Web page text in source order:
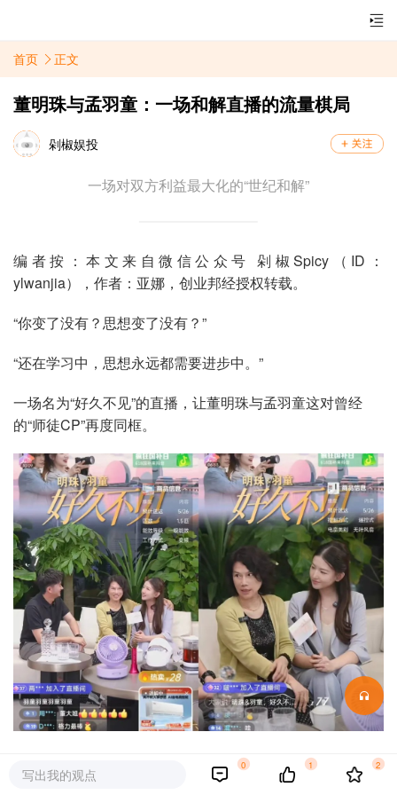
首页 正文
董明珠与孟羽童：一场和解直播的流量棋局
剁椒娱投
一场对双方利益最大化的“世纪和解”
编者按：本文来自微信公众号 剁椒Spicy（ID：
ylwanjia），作者：亚娜，创业邦经授权转载。
“你变了没有？思想变了没有？”
“还在学习中，思想永远都需要进步中。”
一场名为“好久不见”的直播，让董明珠与孟羽童这对曾经
的“师徒CP”再度同框。
5月23日晚，格力董事长董明珠和前秘书孟羽童在“格力明珠
精选”直播间来了一场名为“好久不见”的世纪大和解。这场突
写出我的观点
0 1 2